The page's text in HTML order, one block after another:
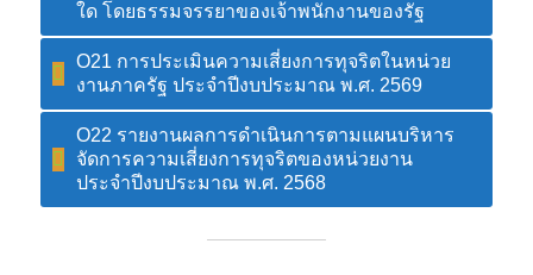
ใด โดยธรรมจรรยาของเจ้าพนักงานของรัฐ
O21 การประเมินความเสี่ยงการทุจริตในหน่วย
งานภาครัฐ ประจำปีงบประมาณ พ.ศ. 2569
O22 รายงานผลการดำเนินการตามแผนบริหาร
จัดการความเสี่ยงการทุจริตของหน่วยงาน
ประจำปีงบประมาณ พ.ศ. 2568